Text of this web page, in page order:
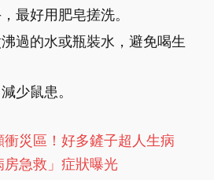
最好用肥皂搓洗。
過的水或瓶裝水，避免喝生
少鼠患。
衝災區！好多鏟子超人生病
急救」症狀曝光